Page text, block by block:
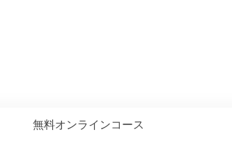
無料オンラインコース